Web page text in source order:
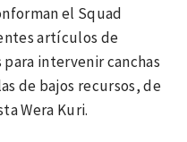
el Squad
artículos de
intervenir canchas
de bajos recursos, de
Wera Kuri.